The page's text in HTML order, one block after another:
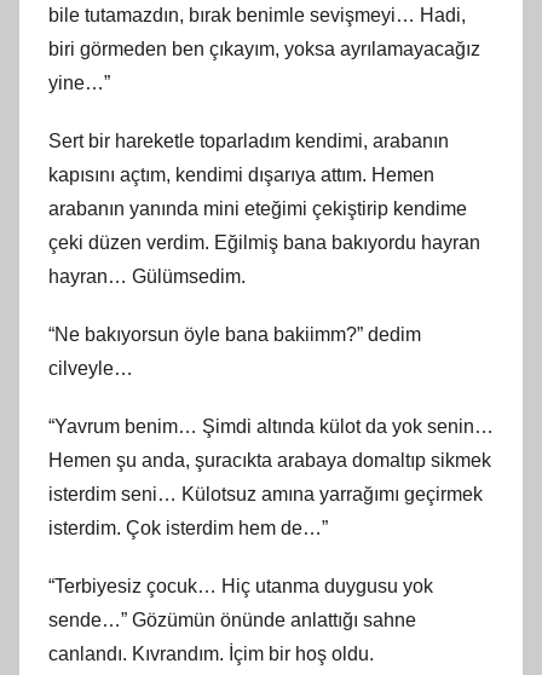
bile tutamazdın, bırak benimle sevişmeyi… Hadi,
biri görmeden ben çıkayım, yoksa ayrılamayacağız
yine…”
Sert bir hareketle toparladım kendimi, arabanın
kapısını açtım, kendimi dışarıya attım. Hemen
arabanın yanında mini eteğimi çekiştirip kendime
çeki düzen verdim. Eğilmiş bana bakıyordu hayran
hayran… Gülümsedim.
“Ne bakıyorsun öyle bana bakiimm?” dedim
cilveyle…
“Yavrum benim… Şimdi altında külot da yok senin…
Hemen şu anda, şuracıkta arabaya domaltıp sikmek
isterdim seni… Külotsuz amına yarrağımı geçirmek
isterdim. Çok isterdim hem de…”
“Terbiyesiz çocuk… Hiç utanma duygusu yok
sende…” Gözümün önünde anlattığı sahne
canlandı. Kıvrandım. İçim bir hoş oldu.